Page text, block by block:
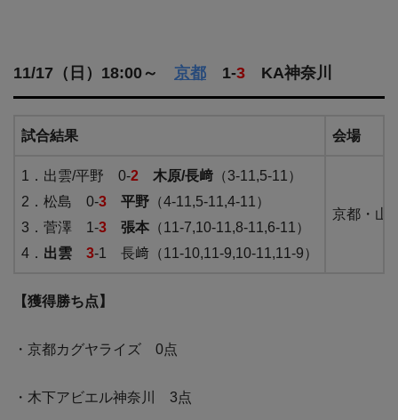
11/17（日）18:00～ 京都 1-3 KA神奈川
試合結果 会場
1．出雲/平野 0-2 木原/長﨑 （3-11,5-11）
2．松島 0-3 平野 （4-11,5-11,4-11）
3．菅澤 1-3 張本 （11-7,10-11,8-11,6-11）
4． 出雲 3-1 長﨑（11-10,11-9,10-11,11-9）
京都・山
【獲得勝ち点】
・京都カグヤライズ 0点
・木下アビエル神奈川 3点